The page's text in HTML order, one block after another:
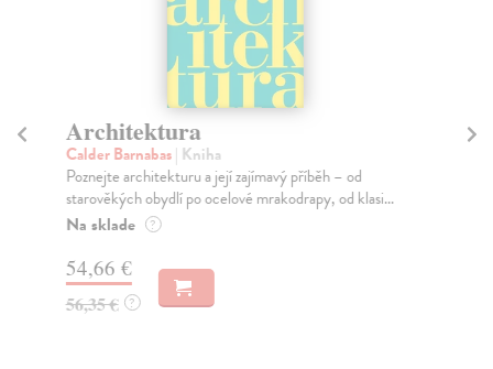
Architektura
Calder Barnabas| Kniha
Poznejte architekturu a její zajímavý příběh – od
starověkých obydlí po ocelové mrakodrapy, od klasi...
Na sklade ?
54,66 €
56,35 € ?